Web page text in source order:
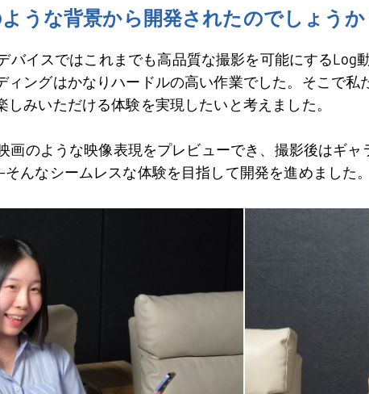
うな背景から開発されたのでしょうか
バイスではこれまでも高品質な撮影を可能にするLog
ィングはかなりハードルの高い作業でした。そこで私
しみいただける体験を実現したいと考えました。
画のような映像表現をプレビューでき、撮影後はギャ
んなシームレスな体験を目指して開発を進めました。